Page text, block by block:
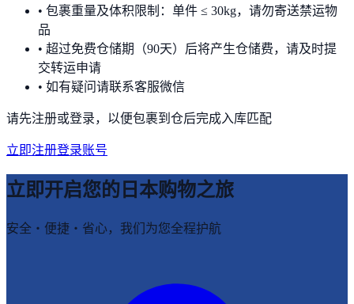
• 包裹重量及体积限制：单件 ≤ 30kg，请勿寄送禁运物
品
• 超过免费仓储期（90天）后将产生仓储费，请及时提
交转运申请
• 如有疑问请联系客服微信
请先注册或登录，以便包裹到仓后完成入库匹配
立即注册登录账号
立即开启您的日本购物之旅
安全・便捷・省心，我们为您全程护航